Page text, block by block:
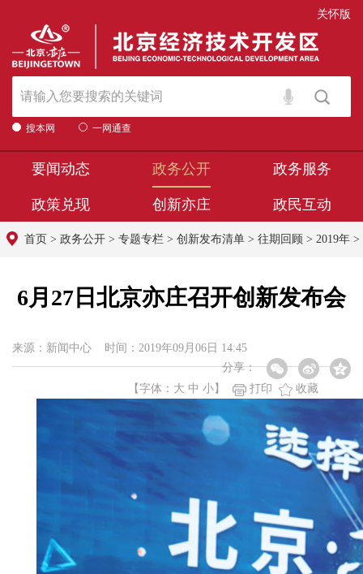
关怀版
搜本网 一网通查
要闻动态 政务公开 政务服务
政策兑现 创新亦庄 政民互动
首页 > 政务公开 > 专题专栏 > 创新发布清单 > 往期回顾 > 2019年 >
6月27日北京亦庄召开创新发布会
来源：新闻中心 时间：2019年09月06日 14:45
分享：
【字体： 大 中 小 】 打印 收藏